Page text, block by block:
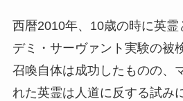
西暦2010年、10歳の時に英霊
デミ・サーヴァント実験の被
召喚自体は成功したものの、
れた英霊は人道に反する試み